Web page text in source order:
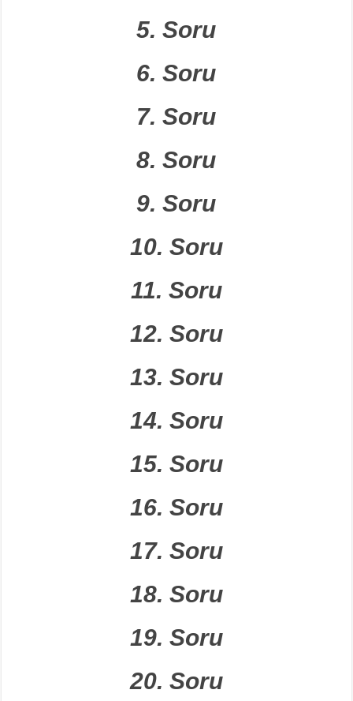
5. Soru
6. Soru
7. Soru
8. Soru
9. Soru
10. Soru
11. Soru
12. Soru
13. Soru
14. Soru
15. Soru
16. Soru
17. Soru
18. Soru
19. Soru
20. Soru